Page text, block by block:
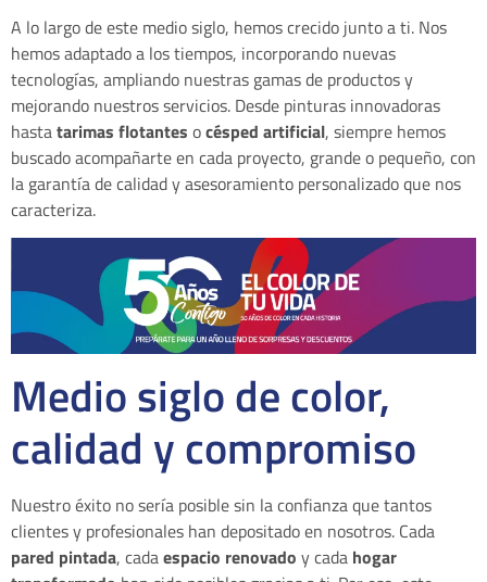
A lo largo de este medio siglo, hemos crecido junto a ti. Nos
hemos adaptado a los tiempos, incorporando nuevas
tecnologías, ampliando nuestras gamas de productos y
mejorando nuestros servicios. Desde pinturas innovadoras
hastatarimas flotantes océsped artificial, siempre hemos
buscado acompañarte en cada proyecto, grande o pequeño, con
la garantía de calidad y asesoramiento personalizado que nos
caracteriza.
Medio siglo de color,
calidad y compromiso
Nuestro éxito no sería posible sin la confianza que tantos
clientes y profesionales han depositado en nosotros. Cada
pared pintada, cadaespacio renovado y cada hogar